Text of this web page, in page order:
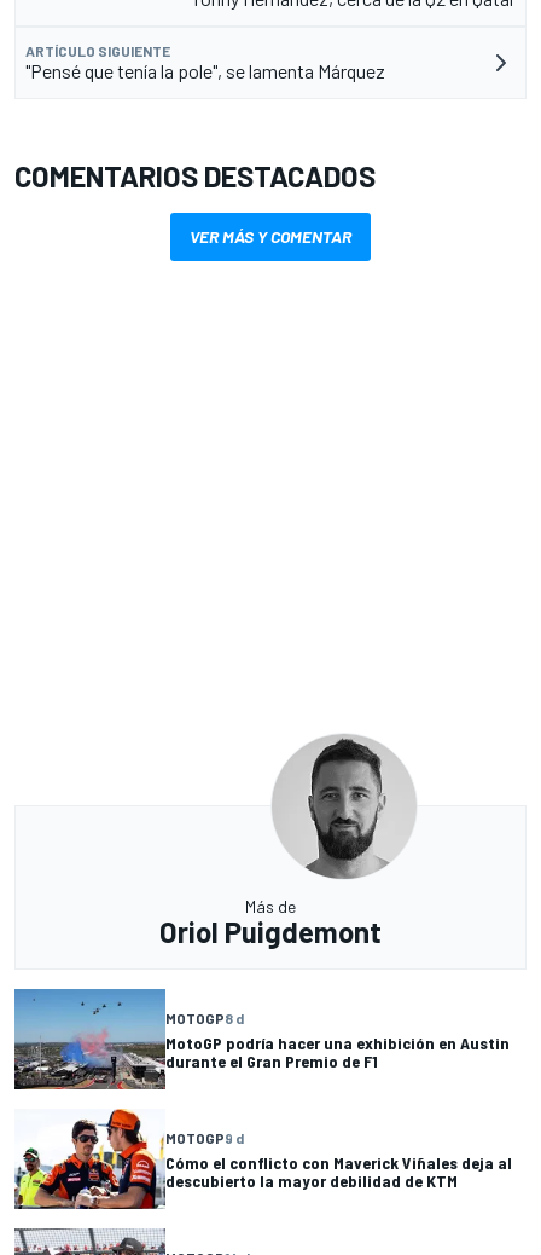
ARTÍCULO SIGUIENTE
"Pensé que tenía la pole", se lamenta Márquez
COMENTARIOS DESTACADOS
VER MÁS Y COMENTAR
Más de
Oriol Puigdemont
MOTOGP8 d
MotoGP podría hacer una exhibición en Austin
durante el Gran Premio de F1
MOTOGP9 d
Cómo el conflicto con Maverick Viñales deja al
descubierto la mayor debilidad de KTM